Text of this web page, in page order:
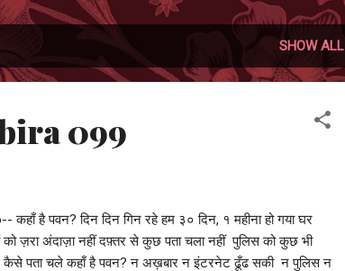
SHOW ALL
099
है पवन? दिन दिन गिन रहे हम ३० दिन, १ महीना हो गया घर
को ज़रा अंदाज़ा नहीं दफ़्तर से कुछ पता चला नहीं पुलिस को कुछ भी
! कैसे पता चले कहाँ है पवन? न अख़बार न इंटरनेट ढूँढ सकी न पुलिस न